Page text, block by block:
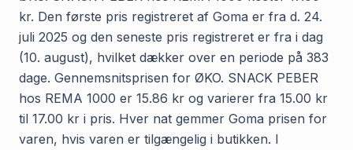
kr. Den første pris registreret af Goma er fra d. 24.
juli 2025 og den seneste pris registreret er fra i dag
(10. august), hvilket dækker over en periode på 383
dage. Gennemsnitsprisen for ØKO. SNACK PEBER
hos REMA 1000 er 15.86 kr og varierer fra 15.00 kr
til 17.00 kr i pris. Hver nat gemmer Goma prisen for
varen, hvis varen er tilgængelig i butikken. I